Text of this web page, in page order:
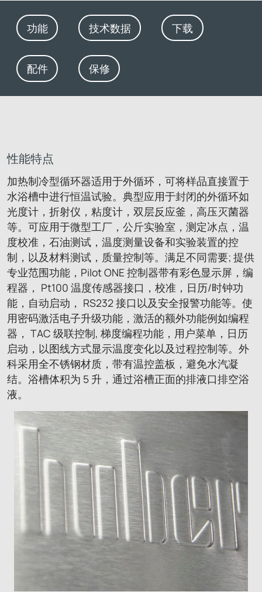
功能 技术数据 下载
配件 保修
性能特点
加热制冷型循环器适用于外循环，可将样品直接置于
水浴槽中进行恒温试验。典型应用于封闭的外循环如
光度计，折射仪，粘度计，双层反应釜，高压灭菌器
等。可应用于微型工厂，公斤实验室，测定冰点，温
度校准，石油测试，温度测量设备和实验装置的控
制，以及材料测试，质量控制等。满足不同需要; 提供
专业范围功能，Pilot ONE 控制器带有彩色显示屏，编
程器， Pt100 温度传感器接口，校准，日历/时钟功
能，自动启动， RS232 接口以及安全报警功能等。使
用密码激活电子升级功能，激活的额外功能例如编程
器， TAC 级联控制, 梯度编程功能，用户菜单，日历
启动，以图线方式显示温度变化以及过程控制等。外
科采用全不锈钢材质，带有温控盖板，避免水汽凝
结。浴槽体积为 5 升，通过浴槽正面的排液口排空浴
液。